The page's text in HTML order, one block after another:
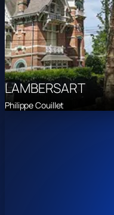
LAMBERSART
Philippe Couillet